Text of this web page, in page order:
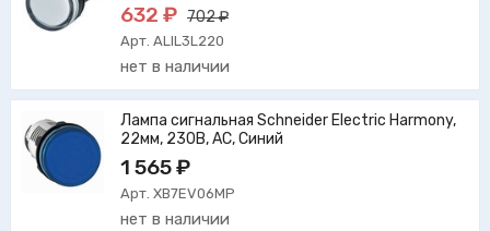
632 ₽ 702 ₽
Арт. ALIL3L220
нет в наличии
Лампа сигнальная Schneider Electric Harmony,
22мм, 230В, AC, Синий
1 565 ₽
Арт. XB7EV06MP
нет в наличии